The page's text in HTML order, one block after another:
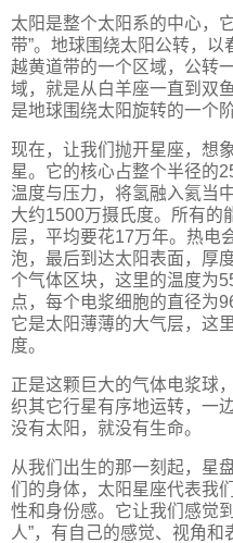
太阳是整个太阳系的中心，
带”。地球围绕太阳公转，
越黄道带的一个区域，公转
域，就是从白羊座一直到双
是地球围绕太阳旋转的一个
现在，让我们抛开星座，想
星。它的核心占整个半径的
温度与压力，将氢融入氦当
大约1500万摄氏度。所有的
层，平均要花17万年。热电
泡，最后到达太阳表面，厚
个气体区块，这里的温度为
点，每个电浆细胞的直径为
它是太阳薄薄的大气层，这
度。
正是这颗巨大的气体电浆球
织其它行星有序地运转，一
没有太阳，就没有生命。
从我们出生的那一刻起，星
们的身体，太阳星座代表我
性和身份感。它让我们感觉
人”，有自己的感觉、视角